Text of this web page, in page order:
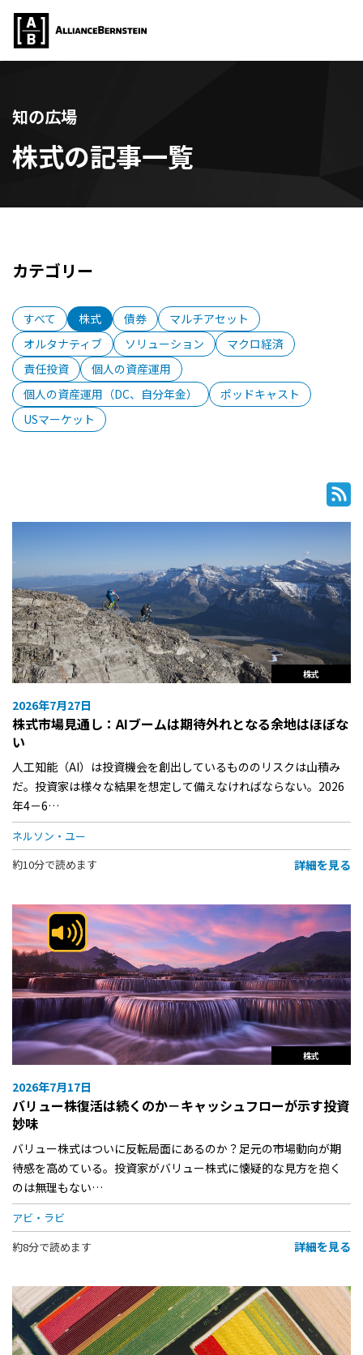
知の広場
株式の記事一覧
カテゴリー
すべて 株式 債券
マルチアセット
オルタナティブ
ソリューション
マクロ経済
責任投資
個人の資産運用
個人の資産運用（DC、自分年金）
ポッドキャスト
USマーケット
株式
2026年7月27日
株式市場見通し：AIブームは期待外れとなる余地はほぼな
い
人工知能（AI）は投資機会を創出しているもののリスクは山積み
だ。投資家は様々な結果を想定して備えなければならない。2026
年4－6…
ネルソン・ユー
約10分で読めます
詳細を見る
株式
2026年7月17日
バリュー株復活は続くのか－キャッシュフローが示す投資
妙味
バリュー株式はついに反転局面にあるのか？足元の市場動向が期
待感を高めている。投資家がバリュー株式に懐疑的な見方を抱く
のは無理もない…
アビ・ラビ
約8分で読めます
詳細を見る